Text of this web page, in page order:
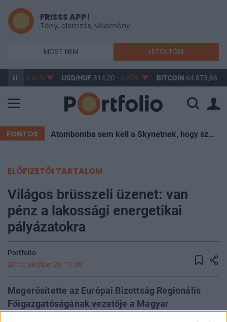
FRISSS APP!
Tény, elemzés, vélemény
MOST NEM LETÖLTÖM
-0,61% USD/HUF314,20 -0,87% BITCOIN64 873,86
FONTOS Atombomba sem kell a Skynetnek, hogy szétégessen minket – elég egy hőkupola
ELŐFIZETŐI TARTALOM
Világos brüsszeli üzenet: van
pénz a lakossági energetikai
pályázatokra
Portfolio
2015. október 29. 11:08
Megerősítette az Európai Bizottság Regionális
Főigazgatóságának vezetője a Magyar